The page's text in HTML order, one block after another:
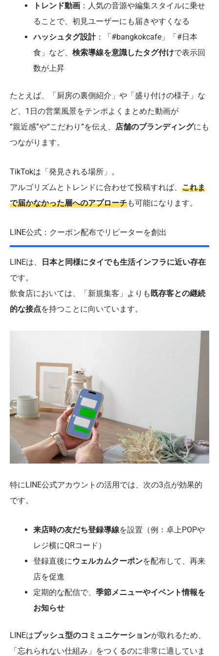
トレンド動画 ：人気の音源や編集スタイルに乗せ
ることで、初見ユーザーにも届きやすくなる
ハッシュタグ設計：「#bangkokcafe」「#日本
食」など、 検索導線を意識したタグ付けで表示回
数が上昇
たとえば、「厨房の裏側紹介」や「盛り付けの様子」な
ど、1日の営業風景をテンポよくまとめた動画が
“親近感”や“こだわり”を伝え、 店舗のブランディングにも
つながります。
TikTokは「発見される場所」。
アルゴリズムとトレンドに合わせて投稿すれば、 これま
で届かなかった層へのアプローチも可能になります。
LINE公式：クーポン配布でリピーターを創出
LINEは、
日本と同様にタイでも生活インフラに近い存在
です。
飲食店においては、「新規集客」よりも 既存客との継続
的な接点を持つことに向いています。
特にLINE公式アカウントの活用では、次の3点が効果的
です。
来店時の友だち登録導線を設置（例：卓上POPや
レジ横にQRコード）
登録直後に ウェルカムクーポンを配布して、再来
店を促進
定期的な配信で、 季節メニューやイベント情報を
お知らせ
LINEはプッシュ型のコミュニケーションが取れるため、
「忘れられない仕組み」をつくるのに非常に適していま